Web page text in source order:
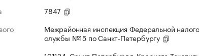
7847
Межрайонная инспекция Федеральной
службы №15 по Санкт-Петербургу